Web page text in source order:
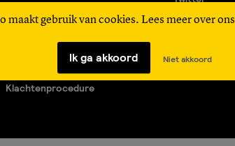
maakt gebruik van cookies. Lees meer over ons
Ik ga akkoord Niet akkoord
Algemene Voorwaarden
Privacy Statement
Vragen & Contact
Klachtenprocedure
Instagram